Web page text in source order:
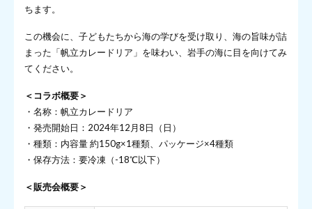
ちます。
この機会に、子どもたちから海の学びを受け取り、海の旨味が詰
まった「帆立カレードリア」を味わい、岩手の海に目を向けてみ
てください。
＜コラボ概要＞
・名称：帆立カレードリア
・発売開始日：2024年12月8日（日）
・種類：内容量 約150g×1種類、パッケージ×4種類
・保存方法：要冷凍（-18℃以下）
＜販売会概要＞